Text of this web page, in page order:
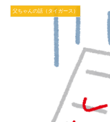
父ちゃんの話（タイガース）